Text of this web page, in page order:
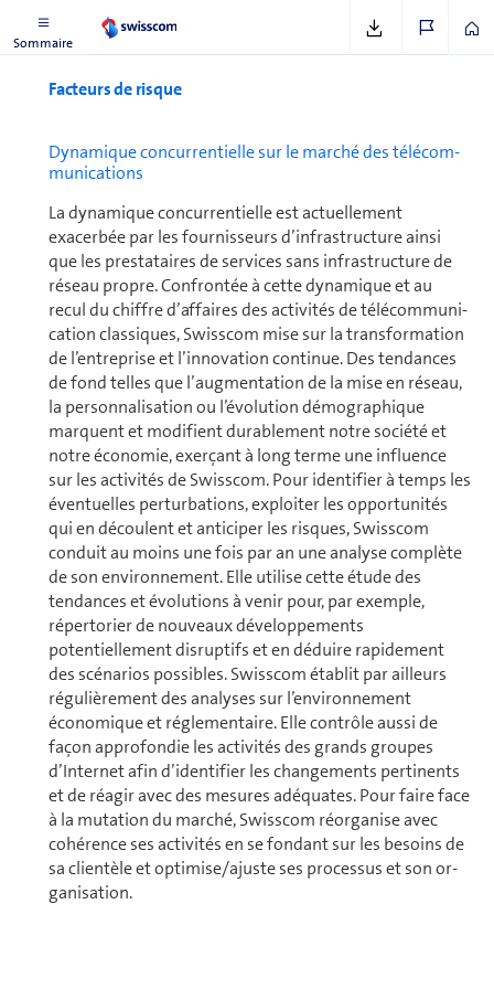
Sommaire
Facteurs de risque
Dynamique concur­ren­tielle sur le marché des télécom­
mu­ni­ca­tions
La dy­na­mique concur­ren­tielle est actuellement
exacerbée par les four­nis­seurs d’infrastructure ainsi
que les prestataires de ser­vices sans infrastructure de
réseau propre. Confrontée à cette dy­na­mique et au
recul du chiffre d’af­faires des activités de télécom­mu­ni­
ca­tion classiques, Swisscom mise sur la transformation
de l’en­tre­prise et l’innovation conti­nue. Des tendances
de fond telles que l’aug­men­ta­tion de la mise en réseau,
la personnalisation ou l’évolution dé­mo­gra­phique
marquent et modifient durablement notre société et
notre économie, exerçant à long terme une influence
sur les activités de Swisscom. Pour identifier à temps les
éventuelles perturbations, exploiter les op­por­tu­ni­tés
qui en découlent et anticiper les risques, Swisscom
conduit au moins une fois par an une analyse complète
de son en­vi­ron­ne­ment. Elle utilise cette étude des
tendances et évolutions à venir pour, par exemple,
répertorier de nouveaux dé­ve­lop­pe­ments
potentiellement disruptifs et en déduire rapidement
des scénarios possibles. Swisscom établit par ailleurs
régu­liè­re­ment des analyses sur l’en­vi­ron­ne­ment
économique et réglementaire. Elle contrôle aussi de
façon approfondie les activités des grands groupes
d’Internet afin d’identifier les chan­ge­ments pertinents
et de réagir avec des mesures adéquates. Pour faire face
à la mutation du marché, Swisscom réorganise avec
cohérence ses activités en se fondant sur les besoins de
sa clien­tèle et optimise/ajuste ses processus et son or­
ga­ni­sa­tion.